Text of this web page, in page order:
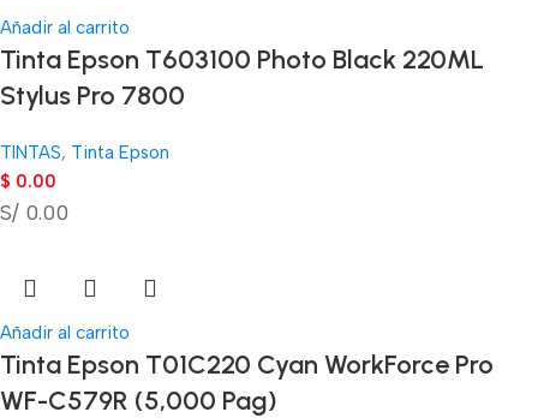
Añadir al carrito
Tinta Epson T603100 Photo Black 220ML
Stylus Pro 7800
TINTAS, Tinta Epson
$ 0.00
S/ 0.00
Añadir al carrito
Tinta Epson T01C220 Cyan WorkForce Pro
WF-C579R (5,000 Pag)